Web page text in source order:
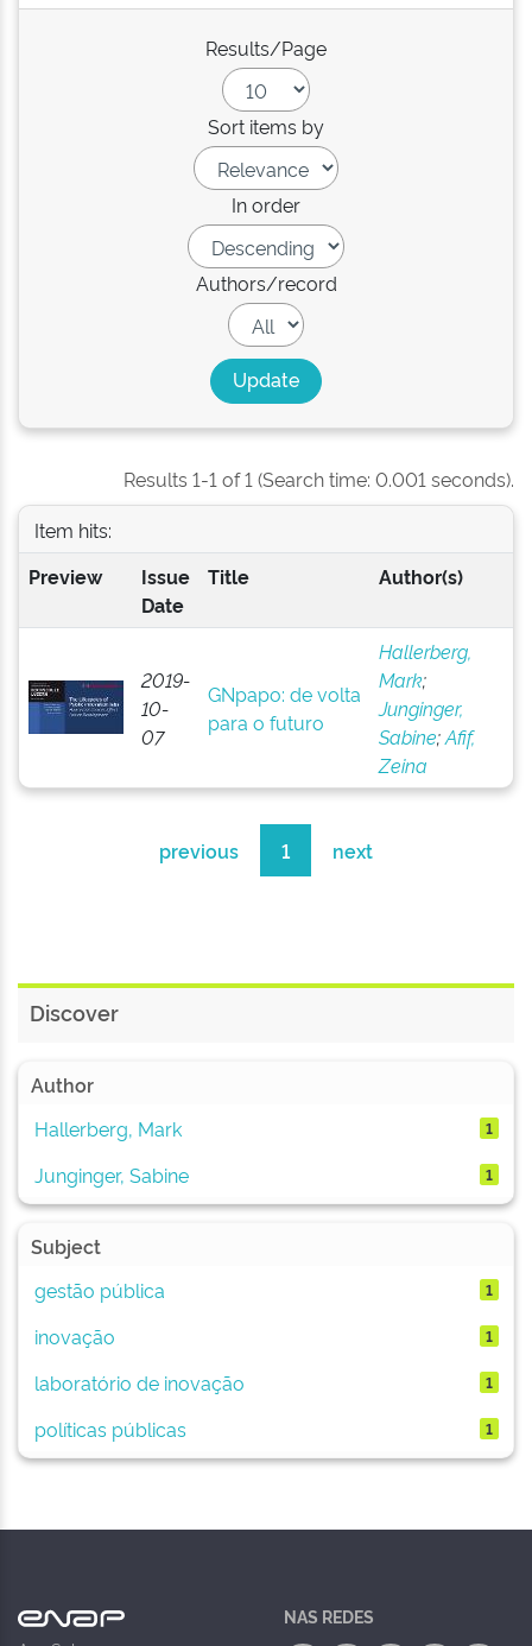
Results/Page
Sort items by
In order
Authors/record
Results 1-1 of 1 (Search time: 0.001 seconds).
Item hits:
Preview
Issue
Date
Title Author(s)
2019-
10-
07
GNpapo: de volta
para o futuro
Hallerberg,
Mark;
Junginger,
Sabine;Afif,
Zeina
previous 1 next
Discover
Author
Hallerberg, Mark
1
Junginger, Sabine 1
Subject
gestão pública
1
inovação 1
laboratório de inovação 1
políticas públicas 1
NAS REDES